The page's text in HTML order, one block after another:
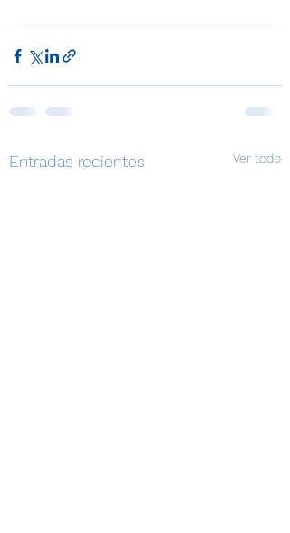
Entradas recientes Ver todo